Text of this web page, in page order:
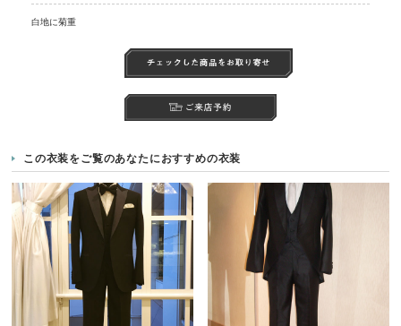
白地に菊重
この衣装をご覧のあなたにおすすめの衣装